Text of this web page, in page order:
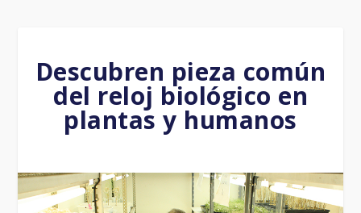
Descubren pieza común
del reloj biológico en
plantas y humanos